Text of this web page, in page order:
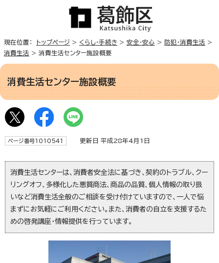
現在位置： トップページ > くらし・手続き > 安全・安心 > 防犯・消費生活 >
消費生活 > 消費生活センター施設概要
消費生活センター施設概要
ページ番号1010541 更新日 平成28年4月1日
消費生活センターは、消費者安全法に基づき、契約のトラブル、クー
リングオフ、多様化した悪質商法、商品の品質、個人情報の取り扱
いなど消費生活全般のご相談を受け付けていますので、一人で悩
まずにお気軽にご利用ください。また、消費者の自立を支援するた
めの啓発講座・情報提供を行っています。